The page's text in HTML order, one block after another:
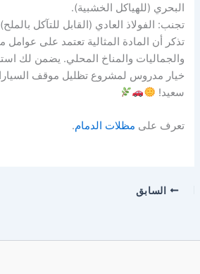
البحري (للهياكل الخشبية).
تجنب: الفولاذ العادي (القابل للتآكل
تذكر أن المادة المثالية تعتمد على عوامل
والجماليات والمناخ المحلي. يضمن لك
خيار مدروس لمشروع تظليل موقف
سعيد!
تعرف على مظلات الدمام.
السابق